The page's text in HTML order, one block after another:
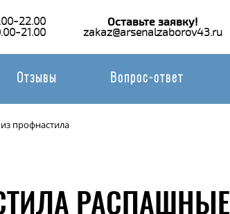
22.00
21.00
Оставьте заявку!
zakaz@arsenalzaborov43.ru
Отзывы Вопрос-ответ
профнастила